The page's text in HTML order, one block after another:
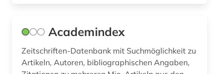
biomedizin (24)
biostatistik (1)
Academindex
Zeitschriften-Datenbank mit Suchmöglichkeit zu
Artikeln, Autoren, bibliographischen Angaben,